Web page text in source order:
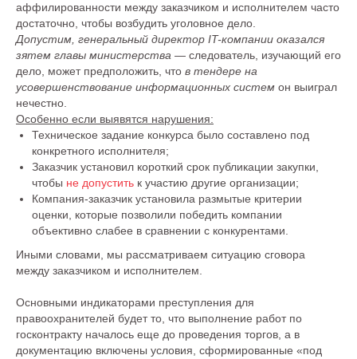
аффилированности между заказчиком и исполнителем часто
достаточно, чтобы возбудить уголовное дело.
Допустим, генеральный директор IT-компании оказался
зятем главы министерства — следователь, изучающий его
дело, может предположить, что в тендере на
усовершенствование информационных систем он выиграл
нечестно.
Особенно если выявятся нарушения:
Техническое задание конкурса было составлено под
конкретного исполнителя;
Заказчик установил короткий срок публикации закупки,
чтобы не допустить к участию другие организации;
Компания-заказчик установила размытые критерии
оценки, которые позволили победить компании
объективно слабее в сравнении с конкурентами.
Иными словами, мы рассматриваем ситуацию сговора
между заказчиком и исполнителем.
Основными индикаторами преступления для
правоохранителей будет то, что выполнение работ по
госконтракту началось еще до проведения торгов, а в
документацию включены условия, сформированные «под